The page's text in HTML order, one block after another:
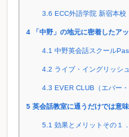
3.6 ECC外語学院 新宿本校
4 「中野」の地元に密着したア
4.1 中野英会話スクール
4.2 ライブ・イングリッシ
4.3 EVER CLUB（エバー・
5 英会話教室に通うだけでは意
5.1 効果とメリットその１